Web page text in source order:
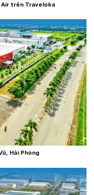
Air trên Traveloka
Hải Phòng